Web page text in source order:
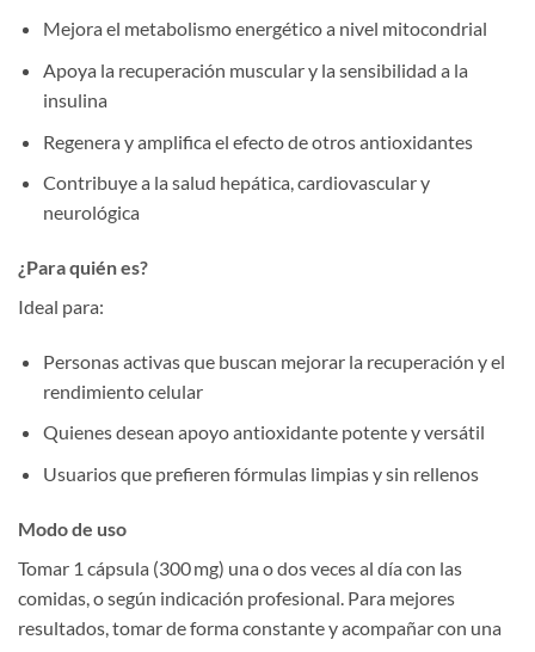
Mejora el metabolismo energético a nivel mitocondrial
Apoya la recuperación muscular y la sensibilidad a la
insulina
Regenera y amplifica el efecto de otros antioxidantes
Contribuye a la salud hepática, cardiovascular y
neurológica
¿Para quién es?
Ideal para:
Personas activas que buscan mejorar la recuperación y el
rendimiento celular
Quienes desean apoyo antioxidante potente y versátil
Usuarios que prefieren fórmulas limpias y sin rellenos
Modo de uso
Tomar 1 cápsula (300 mg) una o dos veces al día con las
comidas, o según indicación profesional. Para mejores
resultados, tomar de forma constante y acompañar con una